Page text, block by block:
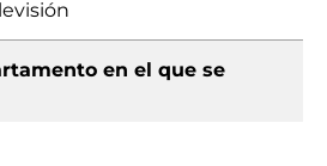
en el que se